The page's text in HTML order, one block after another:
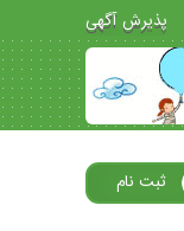
پذیرش آگهی
ثبت نام